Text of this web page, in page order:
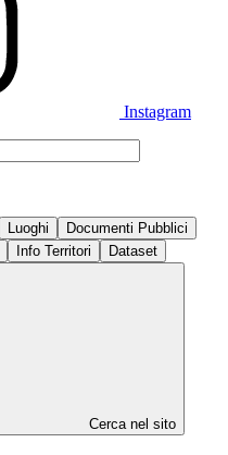
Instagram
Luoghi
Documenti Pubblici
Info Territori Dataset
Cerca nel sito